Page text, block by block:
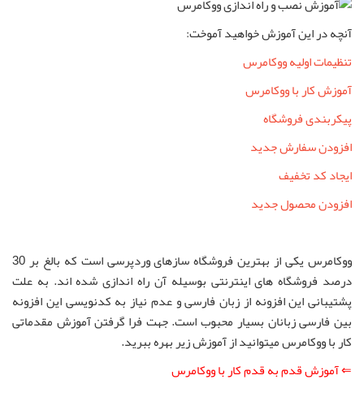
آنچه در این آموزش خواهید آموخت:
تنظیمات اولیه ووکامرس
آموزش کار با ووکامرس
پیکربندی فروشگاه
افزودن سفارش جدید
ایجاد کد تخفیف
افزودن محصول جدید
ووکامرس یکی از بهترین فروشگاه سازهای وردپرسی است که بالغ بر 30
درصد فروشگاه های اینترنتی بوسیله آن راه اندازی شده اند. به علت
پشتیبانی این افزونه از زبان فارسی و عدم نیاز به کدنویسی این افزونه
بین فارسی زبانان بسیار محبوب است. جهت فرا گرفتن آموزش مقدماتی
کار با ووکامرس میتوانید از آموزش زیر بهره ببرید.
⇐ آموزش قدم به قدم کار با ووکامرس